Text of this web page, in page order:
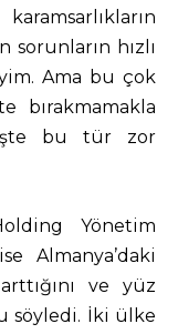
sorunların hızlı
Ama bu çok
bırakmamakla
bu tür zor
Yönetim
Almanya’daki
ve yüz
söyledi. İki ülke